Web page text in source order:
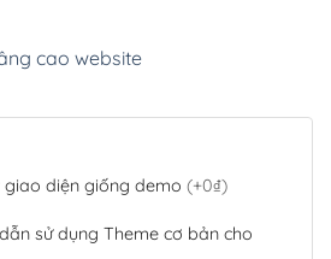
cao website
giao diện giống demo (+0₫)
sử dụng Theme cơ bản cho